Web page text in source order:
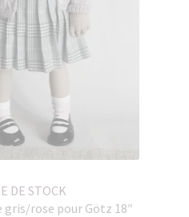
DE STOCK
gris/rose pour Götz 18″